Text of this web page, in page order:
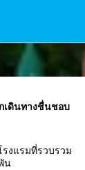
เดินทางชื่นชอบ
งแรมที่รวบรวม
น